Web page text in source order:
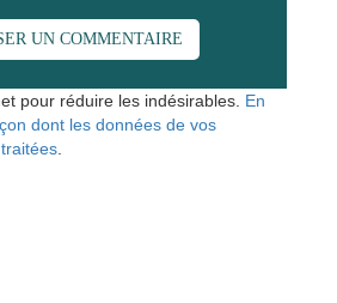
pour réduire les indésirables. En
dont les données de vos